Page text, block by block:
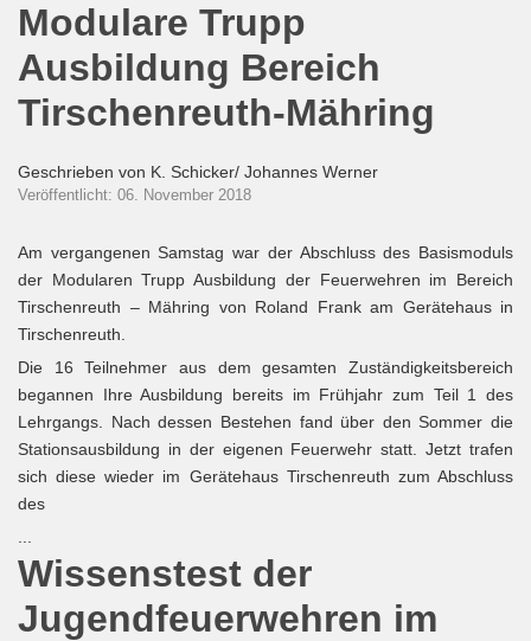
Modulare Trupp
Ausbildung Bereich
Tirschenreuth-Mähring
Geschrieben von K. Schicker/ Johannes Werner
Veröffentlicht: 06. November 2018
Am vergangenen Samstag war der Abschluss des Basismoduls
der Modularen Trupp Ausbildung der Feuerwehren im Bereich
Tirschenreuth – Mähring von Roland Frank am Gerätehaus in
Tirschenreuth.
Die 16 Teilnehmer aus dem gesamten Zuständigkeitsbereich
begannen Ihre Ausbildung bereits im Frühjahr zum Teil 1 des
Lehrgangs. Nach dessen Bestehen fand über den Sommer die
Stationsausbildung in der eigenen Feuerwehr statt. Jetzt trafen
sich diese wieder im Gerätehaus Tirschenreuth zum Abschluss
des
Wissenstest der
Jugendfeuerwehren im